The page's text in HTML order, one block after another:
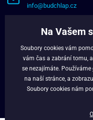
info@budchlap.cz
VĚRNOSTNÍ PROGRAM
FACEBOOK
Na Vašem
Soubory cookies vám
vám čas a zabrání tomu,
se nezajímáte. Používáme
na naší stránce, a
Soubory cookies nám